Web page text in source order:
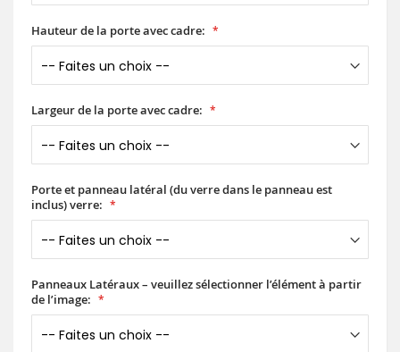
Hauteur de la porte avec cadre:
Largeur de la porte avec cadre:
Porte et panneau latéral (du verre dans le panneau est
inclus) verre:
Panneaux Latéraux – veuillez sélectionner l’élément à partir
de l’image: